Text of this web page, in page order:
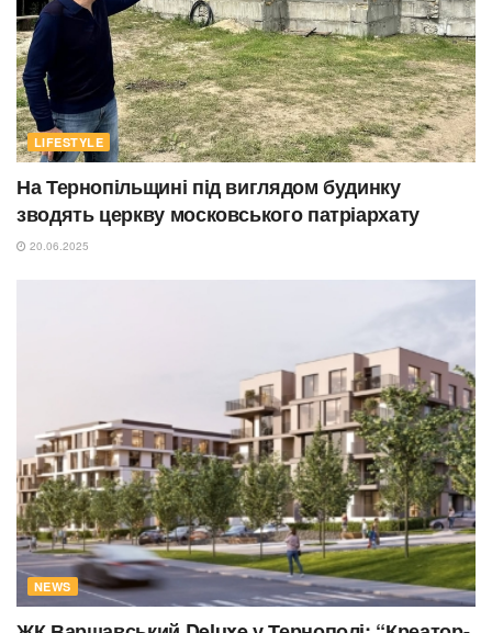
LIFESTYLE
На Тернопільщині під виглядом будинку
зводять церкву московського патріархату
20.06.2025
NEWS